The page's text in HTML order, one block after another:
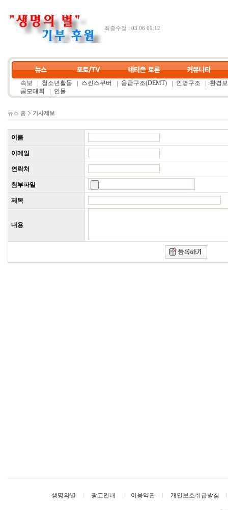
최종수정 : 03.06 09:12
속보 청소년활동 스킨스쿠버 응급구조(DEMT) 인명구조
환경
공모대회
인물
뉴스 홈 기사제보
이름
이메일
연락처
첨부파일
제목
내용
생명의별 광고안내 이용약관 개인보호취급방침